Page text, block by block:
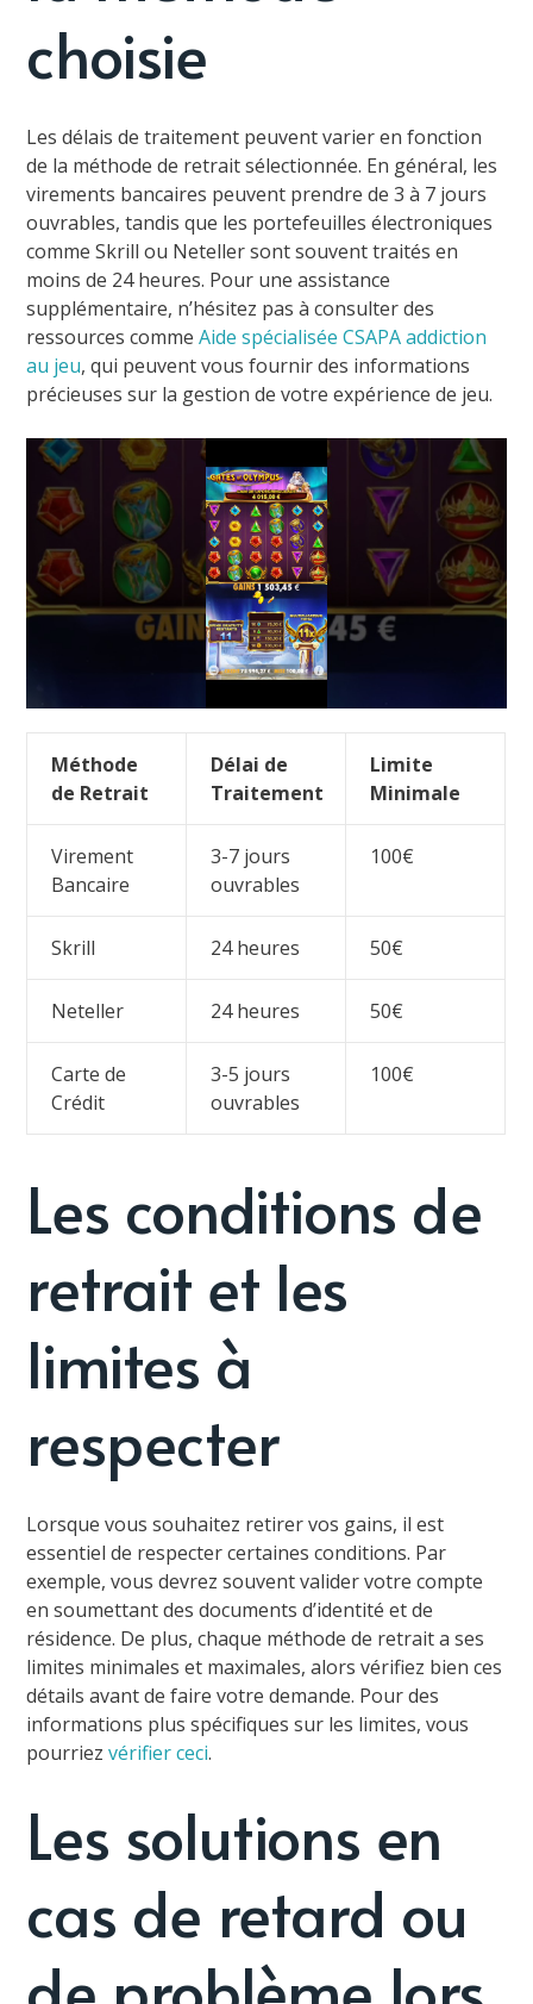
choisie
Les délais de traitement peuvent varier en fonction
de la méthode de retrait sélectionnée. En général, les
virements bancaires peuvent prendre de 3 à 7 jours
ouvrables, tandis que les portefeuilles électroniques
comme Skrill ou Neteller sont souvent traités en
moins de 24 heures. Pour une assistance
supplémentaire, n’hésitez pas à consulter des
ressources commeAide spécialisée CSAPA addiction
au jeu, qui peuvent vous fournir des informations
précieuses sur la gestion de votre expérience de jeu.
Méthode
de Retrait
Délai de
Traitement
Limite
Minimale
Virement
Bancaire
3-7 jours
ouvrables
100€
Skrill 24 heures 50€
Neteller 24 heures 50€
Carte de
Crédit
3-5 jours
ouvrables
100€
Les conditions de
retrait et les
limites à
respecter
Lorsque vous souhaitez retirer vos gains, il est
essentiel de respecter certaines conditions. Par
exemple, vous devrez souvent valider votre compte
en soumettant des documents d’identité et de
résidence. De plus, chaque méthode de retrait a ses
limites minimales et maximales, alors vérifiez bien ces
détails avant de faire votre demande. Pour des
informations plus spécifiques sur les limites, vous
pourriezvérifier ceci.
Les solutions en
cas de retard ou